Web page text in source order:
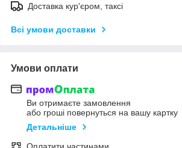
Доставка кур'єром, таксі
Всі умови доставки
Умови оплати
Ви отримаєте замовлення
або гроші повернуться на вашу картку
Детальніше